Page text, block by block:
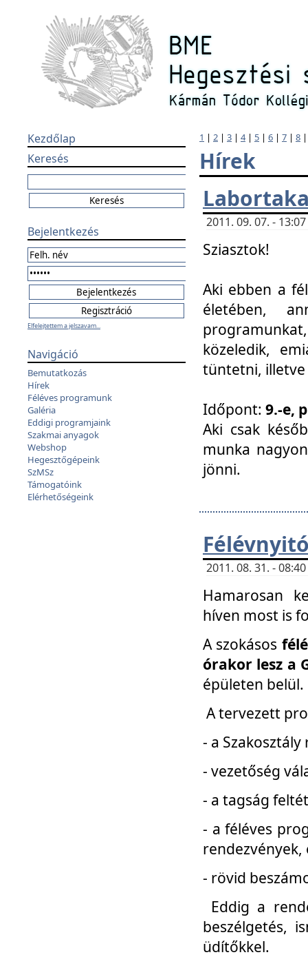
Kezdőlap
Keresés
Bejelentkezés
Elfelejtettem a jelszavam...
Navigáció
Bemutatkozás
Hírek
Féléves programunk
Galéria
Eddigi programjaink
Szakmai anyagok
Webshop
Hegesztőgépeink
SzMSz
Támogatóink
Elérhetőségeink
1 | 2 | 3 | 4| 5 | 6 | 7 | 8
Hírek
2011. 09. 07. -
Sziasztok!
Aki ebben a
életében,
közeledik,
tüntetni, illetve
Időpont: 9.-e,
Aki csak
munka
jönni.
2011. 08. 31. -
Hamarosan
híven most is
A szokásos
órakor lesz a
épületen belül.
A tervezett
- a
- vezetőség
- a tagság
- a féléves
- rövid
Eddig a
beszélgetés,
üdítőkkel.